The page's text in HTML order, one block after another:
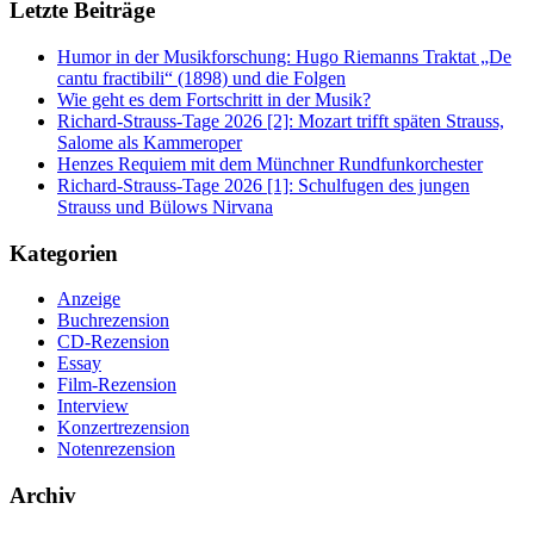
Letzte Beiträge
Humor in der Musikforschung: Hugo Riemanns Traktat „De
cantu fractibili“ (1898) und die Folgen
Wie geht es dem Fortschritt in der Musik?
Richard-Strauss-Tage 2026 [2]: Mozart trifft späten Strauss,
Salome als Kammeroper
Henzes Requiem mit dem Münchner Rundfunkorchester
Richard-Strauss-Tage 2026 [1]: Schulfugen des jungen
Strauss und Bülows Nirvana
Kategorien
Anzeige
Buchrezension
CD-Rezension
Essay
Film-Rezension
Interview
Konzertrezension
Notenrezension
Archiv